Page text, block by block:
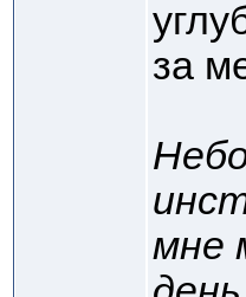
за
мне